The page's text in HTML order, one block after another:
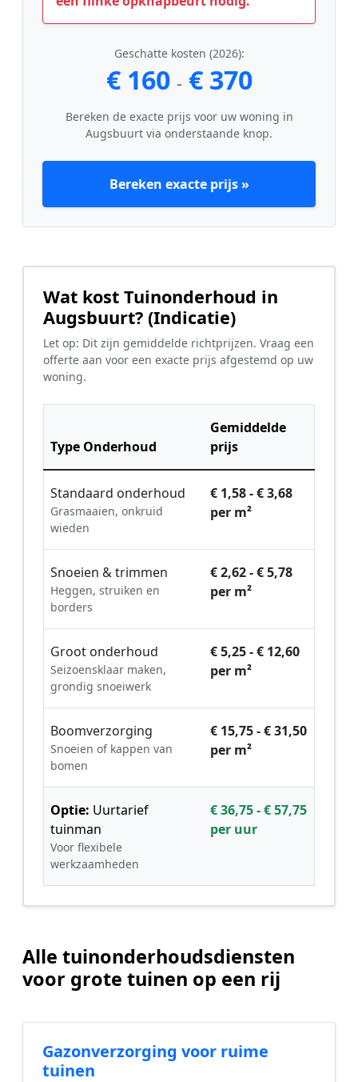
Geschatte kosten (2026):
€ 160 - € 370
Bereken de exacte prijs voor uw woning in
Augsbuurt via onderstaande knop.
Bereken exacte prijs »
Wat kost Tuinonderhoud in
Augsbuurt? (Indicatie)
Let op: Dit zijn gemiddelde richtprijzen. Vraag een
offerte aan voor een exacte prijs afgestemd op uw
woning.
Type Onderhoud
Gemiddelde
prijs
Standaard onderhoud
Grasmaaien, onkruid
wieden
€ 1,58 - € 3,68
per m²
Snoeien & trimmen
Heggen, struiken en
borders
€ 2,62 - € 5,78
per m²
Groot onderhoud
Seizoensklaar maken,
grondig snoeiwerk
€ 5,25 - € 12,60
per m²
Boomverzorging
Snoeien of kappen van
bomen
€ 15,75 - € 31,50
per m²
Optie: Uurtarief
tuinman
Voor flexibele
werkzaamheden
€ 36,75 - € 57,75
per uur
Alle tuinonderhoudsdiensten
voor grote tuinen op een rij
Gazonverzorging voor ruime
tuinen